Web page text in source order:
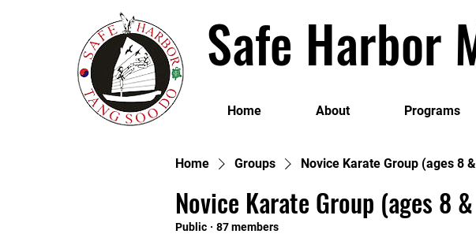
Safe Harbor
Home About Programs
Home Groups Novice Karate Group (ages 8
Novice Karate Group (ages 8
Public · 87 members